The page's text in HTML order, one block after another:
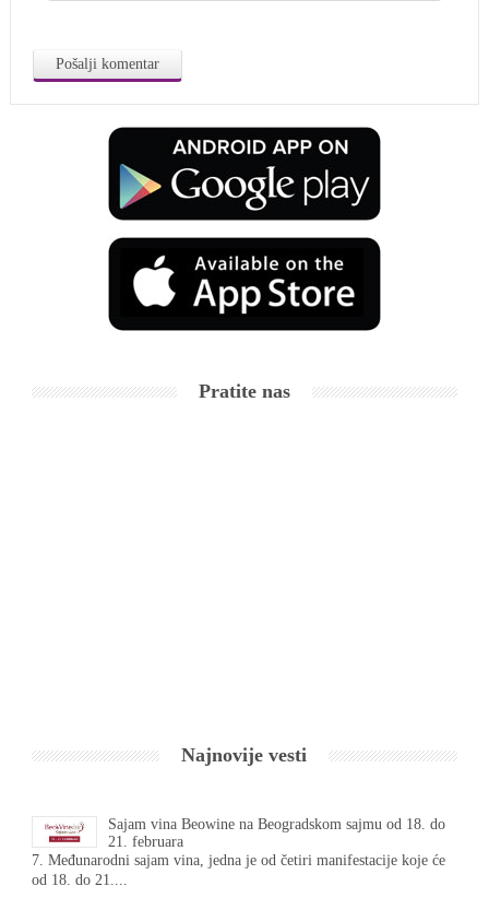
Pratite nas
Najnovije vesti
Sajam vina Beowine na Beogradskom sajmu od 18. do
21. februara
7. Međunarodni sajam vina, jedna je od četiri manifestacije koje će
od 18. do 21....